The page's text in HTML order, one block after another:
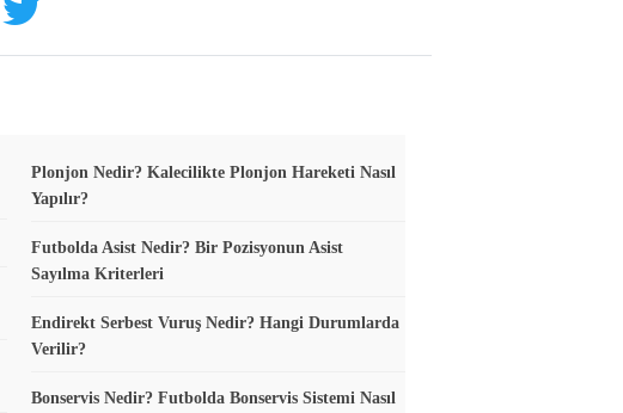
Plonjon Nedir? Kalecilikte Plonjon Hareketi Nasıl
Yapılır?
Futbolda Asist Nedir? Bir Pozisyonun Asist
Sayılma Kriterleri
Endirekt Serbest Vuruş Nedir? Hangi Durumlarda
Verilir?
Bonservis Nedir? Futbolda Bonservis Sistemi Nasıl